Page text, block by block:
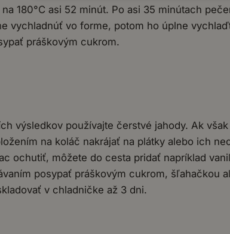
180°C asi 52 minút. Po asi 35 minútach
vychladnúť vo forme, potom ho úplne
práškovým cukrom.
výsledkov používajte čerstvé jahody. Ak
na koláč nakrájať na plátky alebo ich
ochutiť, môžete do cesta pridať napríklad
posypať práškovým cukrom, šľahačkou
v chladničke až 3 dni.